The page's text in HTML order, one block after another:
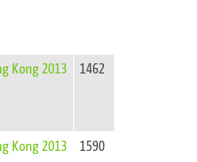
Kong 2013 1462
Kong 2013 1590